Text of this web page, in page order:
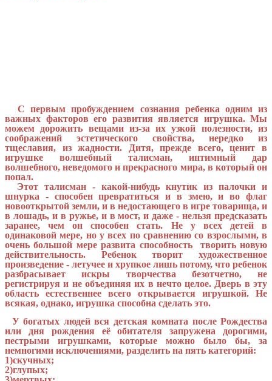
С первым пробуждением сознания ребенка одним из
важных факторов его развития является игрушка. Мы
можем дорожить вещами из-за их узкой полезности, из
соображений эстетического свойства, нередко из
тщеславия, из жадности. Дитя, прежде всего, ценит в
игрушке волшебный талисман, интимный дар
волшебного, неведомого и прекрасного мира, в который он
попал.
Этот талисман - какой-нибудь кнутик из палочки и
шнурка - способен превратиться и в змею, и во флаг
новооткрытой земли, и в недостающего в игре товарища, и
в лошадь, и в ружье, и в мост, и даже - нельзя предсказать
заранее, чем он способен стать. Не у всех детей в
одинаковой мере, но у всех по сравнению со взрослыми, в
очень большой мере развита способность творить новую
действительность. Ребенок творит художественное
произведение - летучее и хрупкое лишь потому, что ребенок
разбрасывает искры творчества безотчетно, не
регистрируя и не объединяя их в нечто целое. Дверь в эту
область естественнее всего открывается игрушкой. Не
всякая, однако, игрушка способна сделать это.
У богатых людей вся детская комната после Рождества
или дня рождения её обитателя запружена дорогими,
пестрыми игрушками, которые можно было бы, за
немногими исключениями, разделить на пять категорий:
1)скучных;
2)глупых;